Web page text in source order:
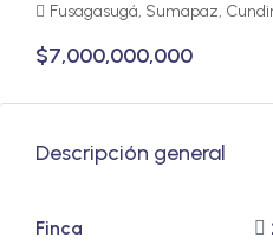
Fusagasugá, Sumapaz,
$7,000,000,000
Descripción general
Finca